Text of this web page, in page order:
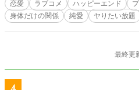
恋愛 ラブコメ ハッピーエンド
身体だけの関係
純愛 ヤりたい放題
最終更